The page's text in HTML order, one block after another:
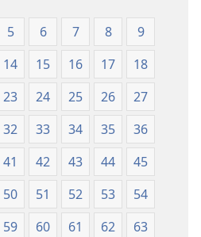
Ụwa
Ọhụrụ
nke
Akwụkwọ
Nsọ
(Nke
Mkpo
Ya
Dị
Fere
Fere)
5 6 7 8
9
14 15 16 17
18
23 24 25 26
27
32 33 34 35
36
41 42 43 44
45
50 51 52 53
54
59 60 61 62
63